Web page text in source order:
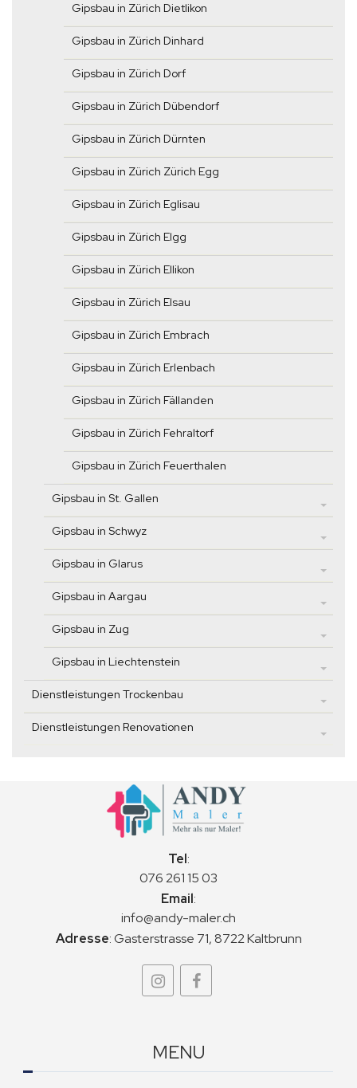
Gipsbau in Zürich Dietlikon
Gipsbau in Zürich Dinhard
Gipsbau in Zürich Dorf
Gipsbau in Zürich Dübendorf
Gipsbau in Zürich Dürnten
Gipsbau in Zürich Zürich Egg
Gipsbau in Zürich Eglisau
Gipsbau in Zürich Elgg
Gipsbau in Zürich Ellikon
Gipsbau in Zürich Elsau
Gipsbau in Zürich Embrach
Gipsbau in Zürich Erlenbach
Gipsbau in Zürich Fällanden
Gipsbau in Zürich Fehraltorf
Gipsbau in Zürich Feuerthalen
Gipsbau in St. Gallen
Gipsbau in Schwyz
Gipsbau in Glarus
Gipsbau in Aargau
Gipsbau in Zug
Gipsbau in Liechtenstein
Dienstleistungen Trockenbau
Dienstleistungen Renovationen
Tel:
076 261 15 03
Email:
info@andy-maler.ch
Adresse:Gasterstrasse 71, 8722 Kaltbrunn
MENU